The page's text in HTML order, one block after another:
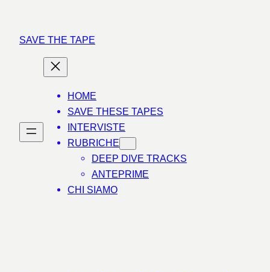
contenuto
SAVE THE TAPE
HOME
SAVE THESE TAPES
INTERVISTE
RUBRICHE
DEEP DIVE TRACKS
ANTEPRIME
CHI SIAMO